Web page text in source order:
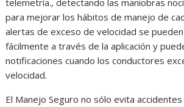
telemetría., detectando las maniobras
para mejorar los hábitos de manejo de
alertas de exceso de velocidad se
fácilmente a través de la aplicación y
notificaciones cuando los conductores
velocidad.
El Manejo Seguro no sólo evita